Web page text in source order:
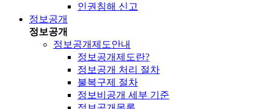
인권침해 신고
정보공개
정보공개
정보공개제도안내
정보공개제도란?
정보공개 처리 절차
불복구제 절차
정보비공개 세부 기준